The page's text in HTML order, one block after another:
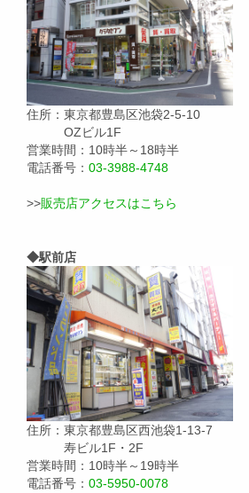
住所：東京都豊島区池袋2-5-10
OZビル1F
営業時間：10時半～18時半
電話番号： 03-3988-4748
>>販売店アクセスはこちら
◆駅前店
住所：東京都豊島区西池袋1-13-7
寿ビル1F・2F
営業時間：10時半～19時半
電話番号： 03-5950-0078